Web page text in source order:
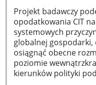
Projekt badawczy
opodatkowania CIT
systemowych
globalnej
osiągnąć obecne
poziomie
kierunków polityki